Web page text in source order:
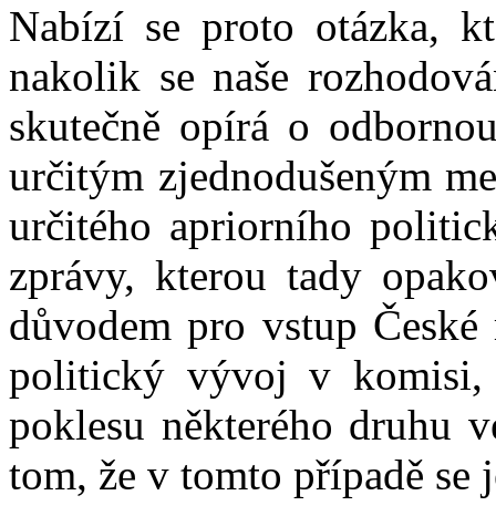
Nabízí se proto otázka,
nakolik se naše
skutečně opírá o
určitým zjednodušeným
určitého apriorního
zprávy, kterou tady
důvodem pro vstup
politický vývoj v komisi,
poklesu některého druhu
tom, že v tomto případě se